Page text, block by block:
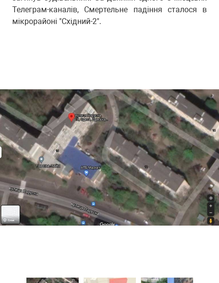
Телеграм-каналів, Смертельне падіння сталося в
мікрорайоні "Східний-2".